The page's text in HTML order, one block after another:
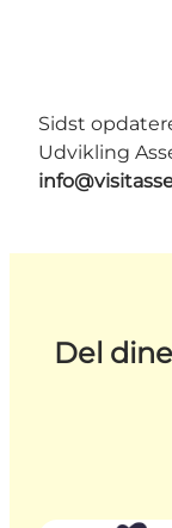
Sidst
Udvikling
Del